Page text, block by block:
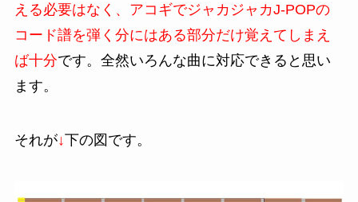
える必要はなく、アコギでジャカジャカJ-POPの
コード譜を弾く分にはある部分だけ覚えてしまえ
ば十分です。全然いろんな曲に対応できると思い
ます。
それが↓下の図です。